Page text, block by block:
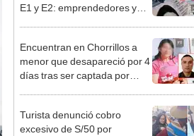
E1 y E2: emprendedores y
Encuentran en Chorrillos a
menor que desapareció por 4
días tras ser captada por
Turista denunció cobro
excesivo de S/50 por